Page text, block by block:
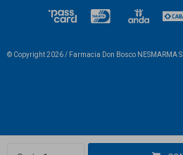
© Copyright 2026 / Farmacia Don Bosco NESMARMA